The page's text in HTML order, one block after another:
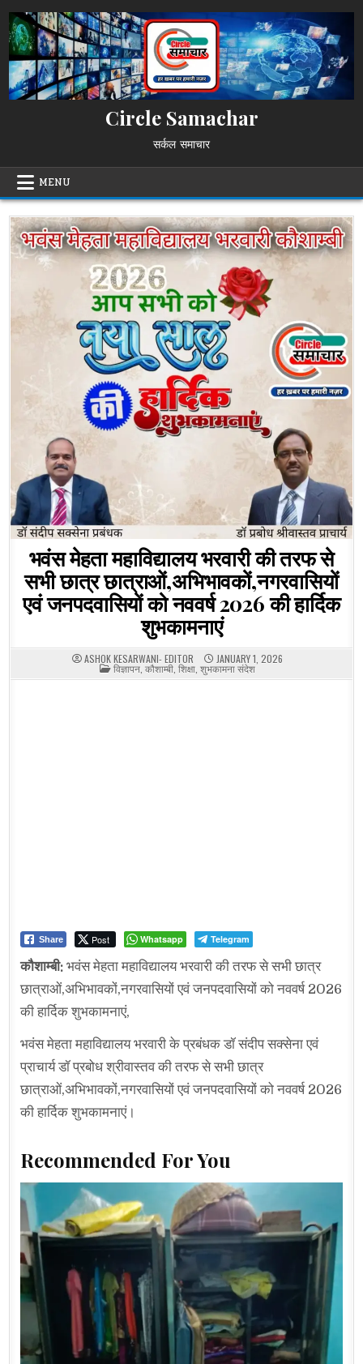
to
content
Circle Samachar
सर्कल समाचार
MENU
भवंस मेहता महाविद्यालय भरवारी की तरफ से
सभी छात्र छात्राओं,अभिभावकों,नगरवासियों
एवं जनपदवासियों को नववर्ष 2026 की हार्दिक
शुभकामनाएं
ASHOK KESARWANI- EDITOR JANUARY 1, 2026
POSTED
IN
विज्ञापन कौशाम्बी शिक्षा शुभकामना संदेश
Share Post Whatsapp Telegram
कौशाम्बी: भवंस मेहता महाविद्यालय भरवारी की तरफ से सभी छात्र
छात्राओं,अभिभावकों,नगरवासियों एवं जनपदवासियों को नववर्ष 2026
की हार्दिक शुभकामनाएं,
भवंस मेहता महाविद्यालय भरवारी के प्रबंधक डॉ संदीप सक्सेना एवं
प्राचार्य डॉ प्रबोध श्रीवास्तव की तरफ से सभी छात्र
छात्राओं,अभिभावकों,नगरवासियों एवं जनपदवासियों को नववर्ष 2026
की हार्दिक शुभकामनाएं।
Recommended For You